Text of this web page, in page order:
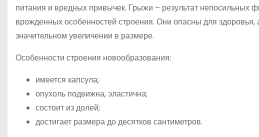
питания и вредных привычек. Грыжи – результат непосильных
врожденных особенностей строения. Они опасны для
значительном увеличении в размере.
Особенности строения новообразования:
имеется капсула;
опухоль подвижна, эластична;
состоит из долей;
достигает размера до десятков сантиметров.